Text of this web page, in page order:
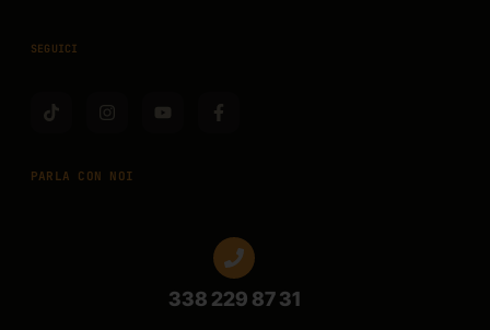
SEGUICI
PARLA CON NOI
338 229 87 31